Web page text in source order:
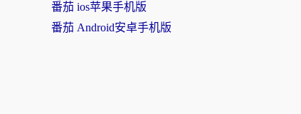
番茄 ios苹果手机版
番茄 Android安卓手机版